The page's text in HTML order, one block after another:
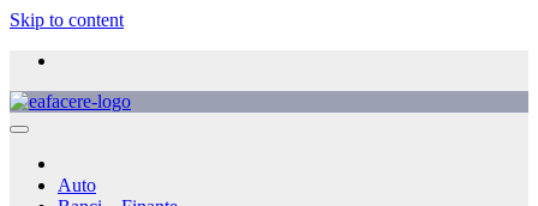
Skip to content
Auto